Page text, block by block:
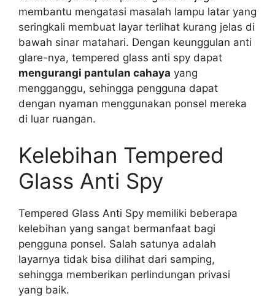
membantu mengatasi masalah lampu latar yang
seringkali membuat layar terlihat kurang jelas di
bawah sinar matahari. Dengan keunggulan anti
glare-nya, tempered glass anti spy dapat
mengurangi pantulan cahaya yang
mengganggu, sehingga pengguna dapat
dengan nyaman menggunakan ponsel mereka
di luar ruangan.
Kelebihan Tempered
Glass Anti Spy
Tempered Glass Anti Spy memiliki beberapa
kelebihan yang sangat bermanfaat bagi
pengguna ponsel. Salah satunya adalah
layarnya tidak bisa dilihat dari samping,
sehingga memberikan perlindungan privasi
yang baik.